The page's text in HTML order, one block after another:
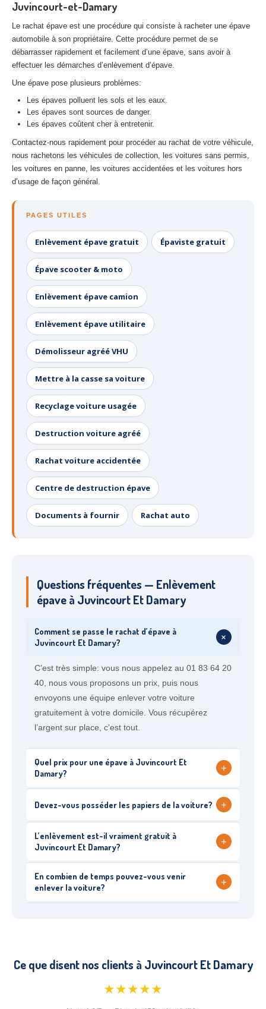
Juvincourt-et-Damary
Le rachat épave est une procédure qui consiste à racheter une épave
automobile à son propriétaire. Cette procédure permet de se
débarrasser rapidement et facilement d’une épave, sans avoir à
effectuer les démarches d’enlèvement d’épave.
Une épave pose plusieurs problèmes:
Les épaves polluent les sols et les eaux.
Les épaves sont sources de danger.
Les épaves coûtent cher à entretenir.
Contactez-nous rapidement pour procéder au rachat de votre véhicule,
nous rachetons les véhicules de collection, les voitures sans permis,
les voitures en panne, les voitures accidentées et les voitures hors
d’usage de façon général.
PAGES UTILES
Enlèvement épave gratuit Épaviste gratuit
Épave scooter & moto
Enlèvement épave camion
Enlèvement épave utilitaire
Démolisseur agréé VHU
Mettre à la casse sa voiture
Recyclage voiture usagée
Destruction voiture agréé
Rachat voiture accidentée
Centre de destruction épave
Documents à fournir Rachat auto
Questions fréquentes — Enlèvement
épave à Juvincourt Et Damary
Comment se passe le rachat d’épave à
Juvincourt Et Damary?
+
C’est très simple: vous nous appelez au 01 83 64 20
40, nous vous proposons un prix, puis nous
envoyons une équipe enlever votre voiture
gratuitement à votre domicile. Vous récupérez
l’argent sur place, c’est tout.
Quel prix pour une épave à Juvincourt Et
Damary?
+
Devez-vous posséder les papiers de la voiture? +
L’enlèvement est-il vraiment gratuit à
Juvincourt Et Damary?
+
En combien de temps pouvez-vous venir
enlever la voiture?
+
Ce que disent nos clients à Juvincourt Et Damary
★★★★★